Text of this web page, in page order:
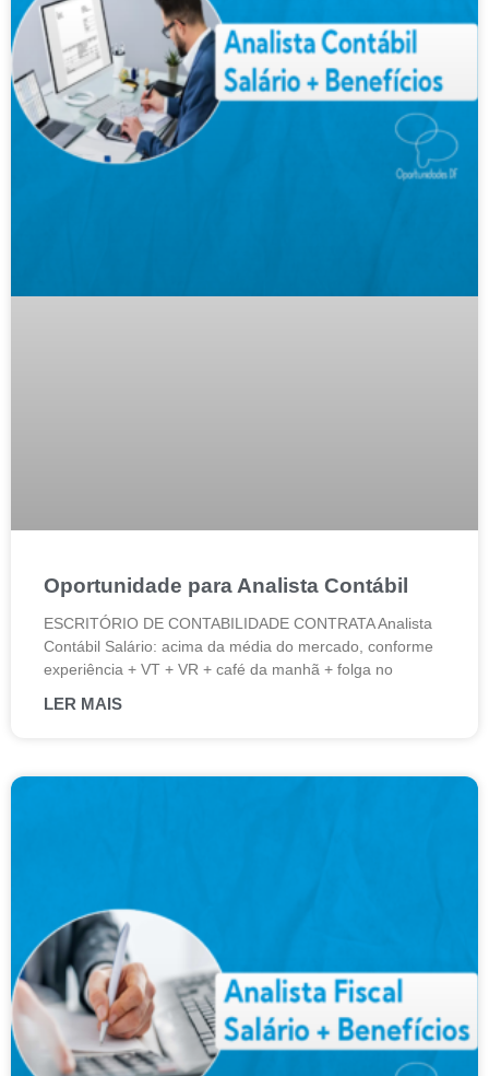
Oportunidade para Analista Contábil
ESCRITÓRIO DE CONTABILIDADE CONTRATA Analista
Contábil Salário: acima da média do mercado, conforme
experiência + VT + VR + café da manhã + folga no
LER MAIS